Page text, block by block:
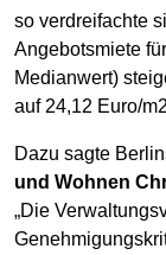
so verdreifachte
Angebotsmiete
Medianwert)
auf 24,12 Euro/
Dazu sagte
und Wohnen
„Die